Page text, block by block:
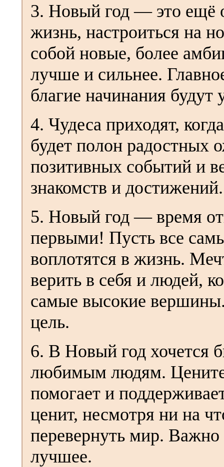
3. Новый год — это ещё
жизнь, настроиться на
собой новые, более
лучше и сильнее.
благие начинания
4. Чудеса приходят,
будет полон радостных
позитивных событий и
знакомств и достижений.
5. Новый год — время
первыми! Пусть все
воплотятся в жизнь.
верить в себя и людей,
самые высокие
цель.
6. В Новый год хочется
любимым людям. Цените
помогает и
ценит, несмотря ни на
перевернуть мир. Важно
лучшее.